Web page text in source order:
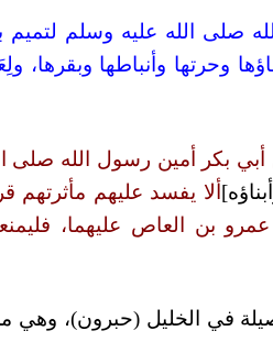
صلى الله عليه وسلم
وحرتها وأنباطها وبقرها،
بكر أمين رسول الله صلى
ألا يفسد عليهم مأثرتهم
بن العاص عليهما،
في الخليل (حبرون)، وهي